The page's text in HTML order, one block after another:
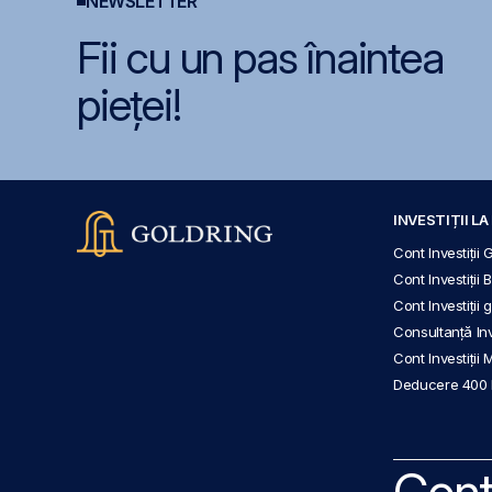
Fii cu un pas înaintea
pieței!
INVESTIȚII LA
Cont Investiții
Cont Investiții
Cont Investiții
Consultanță
Cont Investiții
Deducere 400